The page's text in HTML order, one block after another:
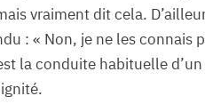
vraiment dit cela.
: « Non, je ne les connais
la conduite habituelle